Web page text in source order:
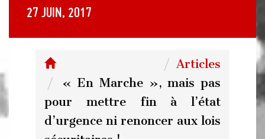
27 juin, 2017
Articles
« En Marche », mais pas
pour mettre fin à l’état
d’urgence ni renoncer aux lois